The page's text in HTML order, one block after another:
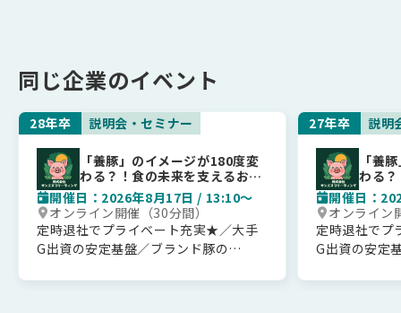
同じ企業のイベント
28年卒 説明会・セミナー
「養豚」のイメージが180度変
わる？！食の未来を支えるお仕
事＜WEB会社説明会＞【28卒】
開催日：2026年8月17日 / 13:10〜
オンライン開催（30分間）
定時退社でプライベート充実★／大手
G出資の安定基盤／ブランド豚の
【内容】
27年卒 説明
「養
わる
事＜
＞【
開催日：
オンライン
定時退社で
G出資の安定
【内容】